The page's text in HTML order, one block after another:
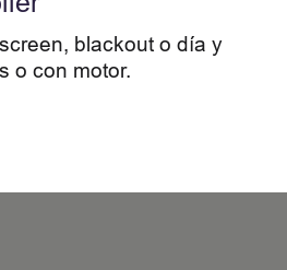
blackout o día y
o con motor.